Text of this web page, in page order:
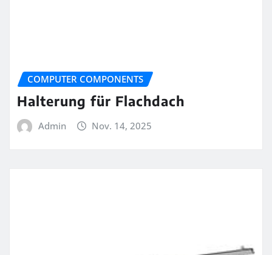
COMPUTER COMPONENTS
Halterung für Flachdach
Admin Nov. 14, 2025